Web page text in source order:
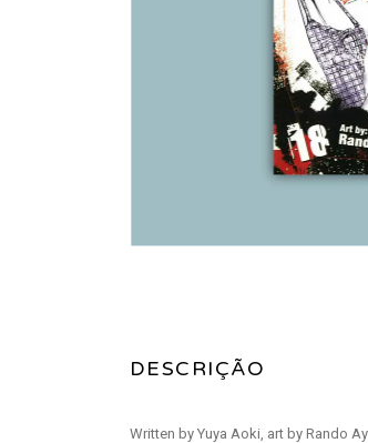
DESCRIÇÃO
Written by Yuya Aoki, art by Rando